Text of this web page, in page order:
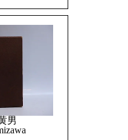
男